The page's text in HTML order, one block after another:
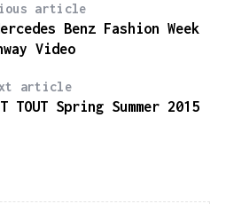
article
Benz Fashion Week
Video
article
TOUT Spring Summer 2015